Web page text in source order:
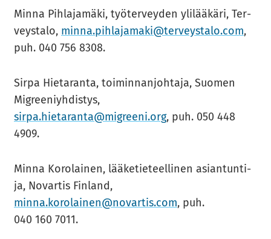
Minna Pih­la­ja­mä­ki, työ­ter­vey­den yli­lää­kä­ri, Ter­
veys­ta­lo, minna.pih­la­ja­ma­ki@ter­veys­ta­lo.com,
puh. 040 756 8308.
Sirpa Hie­ta­ran­ta, toi­min­nan­joh­ta­ja, Suo­men
Migree­niyh­dis­tys,
sirpa.hie­ta­ran­ta@migree­ni.org, puh. 050 448
4909.
Minna Ko­ro­lai­nen, lää­ke­tie­teel­li­nen asian­tun­ti­
ja, No­var­tis Fin­land,
minna.ko­ro­lai­nen@no­var­tis.com, puh.
040 160 7011.